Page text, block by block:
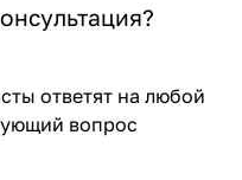
ответят на любой
вопрос